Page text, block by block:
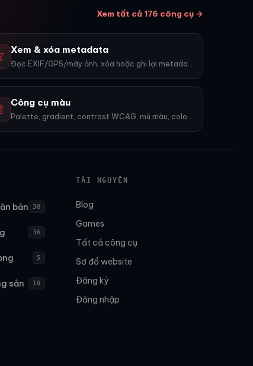
Xem tất cả 176 công cụ →
Xem & xóa metadata
Đọc EXIF/GPS/máy ảnh, xóa hoặc ghi lại metadata.
Công cụ màu
Palette, gradient, contrast WCAG, mù màu, color wheel, export PNG. 9 công cụ.
bản 38
36
5
sản 10
TÀI NGUYÊN
Blog
Games
Tất cả công cụ
Sơ đồ website
Đăng ký
Đăng nhập